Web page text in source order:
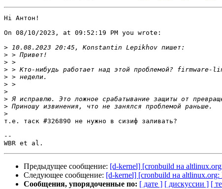
Hi Антон!
On 08/10/2023, at 09:52:19 PM you wrote:
>
>
>
>
>
>
>
>
>
>
т.е. таск #326890 не нужно в сизиф заливать?
--
Предыдущее сообщение: [d-kernel] [cronbuild на
Следующее сообщение: [d-kernel] [cronbuild на
Сообщения, упорядоченные по: [ дате ] [ дискуссии ] [